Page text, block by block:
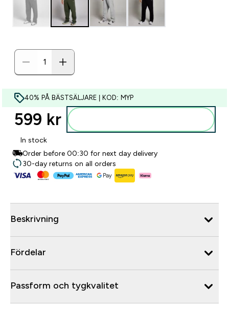
40% PÅ BÄSTSÄLJARE | KOD: MYP
599 kr‎
In stock
Order before 00:30 for next day delivery
30-day returns on all orders
Beskrivning
Fördelar
Passform och tygkvalitet